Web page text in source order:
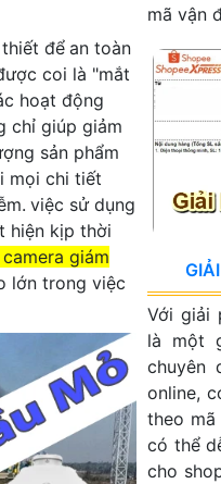
đểan toàn
coi là "mắt
hoạt động
chỉ giúp giảm
sản phẩm
mọi chi tiết
việc sử dụng
hiện kịp thời
giám
lớn trong việc
mã vận
Với giải
là một
chuyên
online,
theo
có thể
cho